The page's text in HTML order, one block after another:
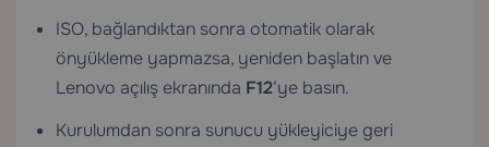
ISO, bağlandıktan sonra otomatik olarak
önyükleme yapmazsa, yeniden başlatın ve
Lenovo açılış ekranında F12‘ye basın.
Kurulumdan sonra sunucu yükleyiciye geri